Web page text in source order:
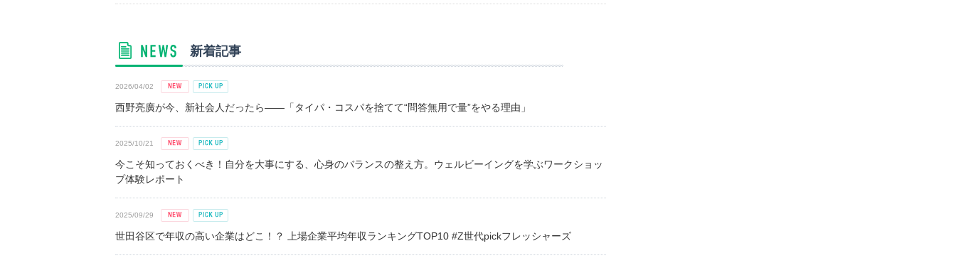
新着記事
2026/04/02
西野亮廣が今、新社会人だったら――「タイパ・コスパを捨てて“問答無用で量”をやる理由」
2025/10/21
今こそ知っておくべき！自分を大事にする、心身のバランスの整え方。ウェルビーイングを学ぶワークショッ
プ体験レポート
2025/09/29
世田谷区で年収の高い企業はどこ！？ 上場企業平均年収ランキングTOP10 #Z世代pickフレッシャーズ